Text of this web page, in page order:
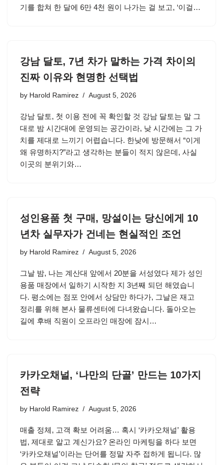
기를 합쳐 한 달에 6만 4천 원이 나가는 걸 보고, ‘이걸…
강남 달토, 7년 차가 말하는 가격 차이의
진짜 이유와 현명한 선택법
by Harold Ramirez August 5, 2026
강남 달토, 첫 이용 전에 꼭 확인할 것 강남 달토는 말 그
대로 밤 시간대에 운영되는 공간이라, 낮 시간에는 그 가
치를 제대로 느끼기 어렵습니다. 한낮에 방문해서 “이게
왜 유명하지?”라고 생각하는 분들이 적지 않은데, 사실
이곳의 분위기와…
성인용품 첫 구매, 망설이는 당신에게 10
년차 실무자가 건네는 현실적인 조언
by Harold Ramirez August 5, 2026
그날 밤, 나는 계산대 앞에서 20분을 서성였다 제가 성인
용품 매장에서 일하기 시작한 지 3년째 되던 해였습니
다. 평소에는 점포 안에서 상담만 하다가, 그날은 재고
정리를 위해 본사 물류센터에 다녀왔습니다. 돌아오는
길에 후배 직원이 오프라인 매장에 잠시…
카카오채널, ‘나만의 단골’ 만드는 10가지
전략
by Harold Ramirez August 5, 2026
매출 정체, 고객 확보 어려움… 혹시 ‘카카오채널’ 활용
법, 제대로 알고 계신가요? 온라인 마케팅을 하다 보면
‘카카오채널’이라는 단어를 정말 자주 접하게 됩니다. 많